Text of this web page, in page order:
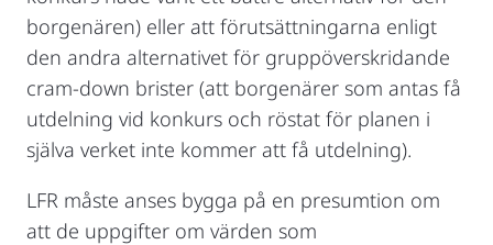
borgenären) eller att förutsättningarna enligt
den andra alternativet för gruppöverskridande
cram-down brister (att borgenärer som antas få
utdelning vid konkurs och röstat för planen i
själva verket inte kommer att få utdelning).
LFR måste anses bygga på en presumtion om
att de uppgifter om värden som